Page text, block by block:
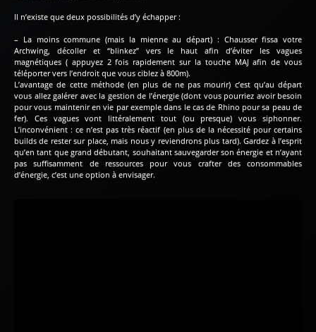
Il n’existe que deux possibilités d’y échapper :
– La moins commune (mais la mienne au départ) : Chausser fissa votre
Archwing, décoller et “blinkez” vers le haut afin d’éviter les vagues
magnétiques ( appuyez 2 fois rapidement sur la touche MAJ afin de vous
téléporter vers l’endroit que vous ciblez à 800m).
L’avantage de cette méthode (en plus de ne pas mourir) c’est qu’au départ
vous allez galérer avec la gestion de l’énergie (dont vous pourriez avoir besoin
pour vous maintenir en vie par exemple dans le cas de Rhino pour sa peau de
fer). Ces vagues vont littéralement tout (ou presque) vous siphonner.
L’inconvénient : ce n’est pas très réactif (en plus de la nécessité pour certains
builds de rester sur place, mais nous y reviendrons plus tard). Gardez à l’esprit
qu’en tant que grand débutant, souhaitant sauvegarder son énergie et n’ayant
pas suffisamment de ressources pour vous crafter des consommables
d’énergie, c’est une option à envisager.